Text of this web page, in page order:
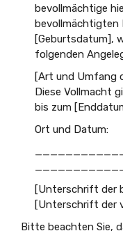
bevollmächtige
bevollmächtigten
[Geburtsdatum],
folgenden
[Art und Umfang
Diese Vollmacht
bis zum
Ort und Datum:
[Unterschrift der
[Unterschrift der
Bitte beachten Sie,